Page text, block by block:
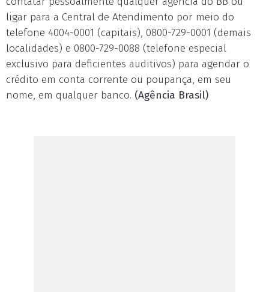
ligar para a Central de Atendimento por meio do
telefone 4004-0001 (capitais), 0800-729-0001 (demais
localidades) e 0800-729-0088 (telefone especial
exclusivo para deficientes auditivos) para agendar o
crédito em conta corrente ou poupança, em seu
nome, em qualquer banco. (Agência Brasil)